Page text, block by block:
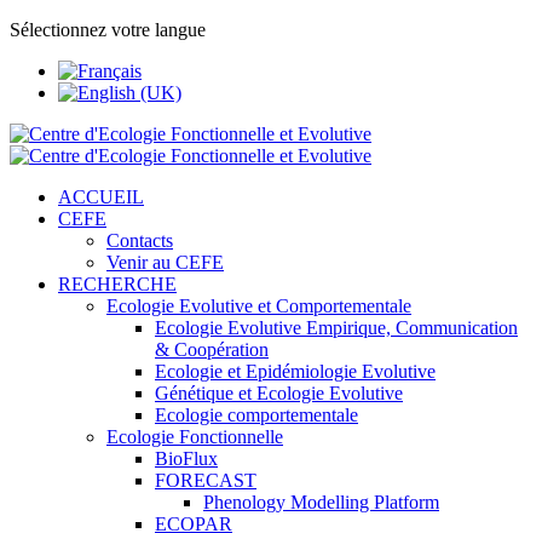
Sélectionnez votre langue
ACCUEIL
CEFE
Contacts
Venir au CEFE
RECHERCHE
Ecologie Evolutive et Comportementale
Ecologie Evolutive Empirique, Communication
& Coopération
Ecologie et Epidémiologie Evolutive
Génétique et Ecologie Evolutive
Ecologie comportementale
Ecologie Fonctionnelle
BioFlux
FORECAST
Phenology Modelling Platform
ECOPAR